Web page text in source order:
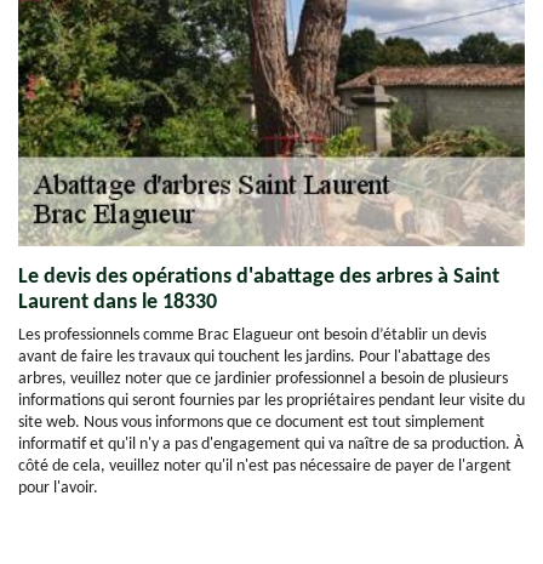
Le devis des opérations d'abattage des arbres à Saint
Laurent dans le 18330
Les professionnels comme Brac Elagueur ont besoin d’établir un devis
avant de faire les travaux qui touchent les jardins. Pour l'abattage des
arbres, veuillez noter que ce jardinier professionnel a besoin de plusieurs
informations qui seront fournies par les propriétaires pendant leur visite du
site web. Nous vous informons que ce document est tout simplement
informatif et qu'il n'y a pas d'engagement qui va naître de sa production. À
côté de cela, veuillez noter qu'il n'est pas nécessaire de payer de l'argent
pour l'avoir.